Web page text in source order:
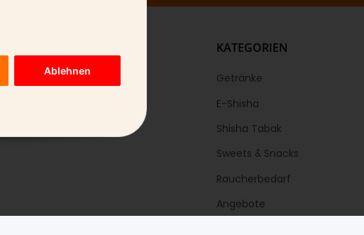
KATEGORIEN
Getränke
E-Shisha
Shisha Tabak
Sweets & Snacks
Raucherbedarf
Angebote
Ablehnen